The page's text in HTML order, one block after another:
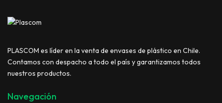
PLASCOM es líder en la venta de envases de plástico en Chile.
Contamos con despacho a todo el país y garantizamos todos
nuestros productos.
Navegación